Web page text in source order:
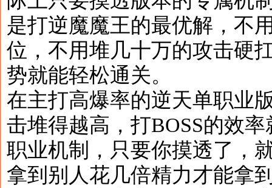
是打逆魔魔王的最优解，不
位，不用堆几十万的攻击硬
势就能轻松通关。
在主打高爆率的逆天单职业
击堆得越高，打BOSS的效
职业机制，只要你摸透了，
拿到别人花几倍精力才能拿